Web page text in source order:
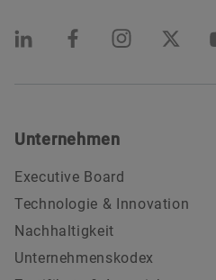
Unternehmen
Executive Board
Technologie & Innovation
Nachhaltigkeit
Unternehmenskodex